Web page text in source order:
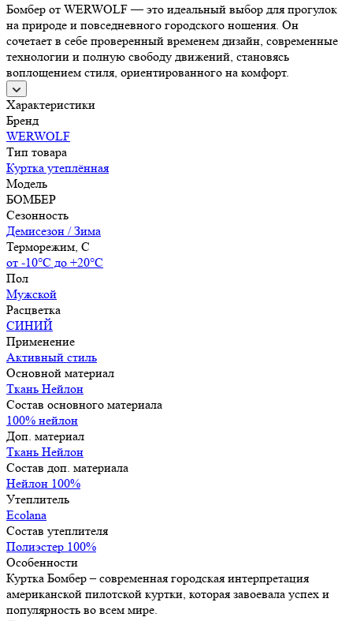
Бомбер от WERWOLF — это идеальный выбор для прогулок
на природе и повседневного городского ношения. Он
сочетает в себе проверенный временем дизайн, современные
технологии и полную свободу движений, становясь
воплощением стиля, ориентированного на комфорт.
Характеристики
Бренд
WERWOLF
Тип товара
Куртка утеплённая
Модель
БОМБЕР
Сезонность
Демисезон / Зима
Терморежим, C
от -10°С до +20°С
Пол
Мужской
Расцветка
СИНИЙ
Применение
Активный стиль
Основной материал
Ткань Нейлон
Состав основного материала
100% нейлон
Доп. материал
Ткань Нейлон
Состав доп. материала
Нейлон 100%
Утеплитель
Ecolana
Состав утеплителя
Полиэстер 100%
Особенности
Куртка Бомбер – современная городская интерпретация
американской пилотской куртки, которая завоевала успех и
популярность во всем мире.